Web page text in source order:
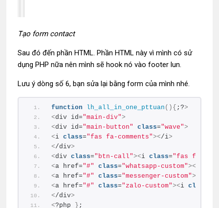
Tạo form contact
Sau đó đến phần HTML. Phần HTML này vì mình có sử
dụng PHP nữa nên mình sẽ hook nó vào footer lun.
Lưu ý dòng số 6, bạn sửa lại bằng form của mình nhé.
function lh_all_in_one_pttuan (){ ;?>
<div id="main-div">
<div id="main-button" class="wave">
<i class="fas fa-comments"></i>
</div>
<div class="btn-call"><i class="fas fa-
<a href="#" class="whatsapp-custom"><
<a href="#" class="messenger-custom"><
<a href="#" class="zalo-custom"><i class
</div>
<?php } ;